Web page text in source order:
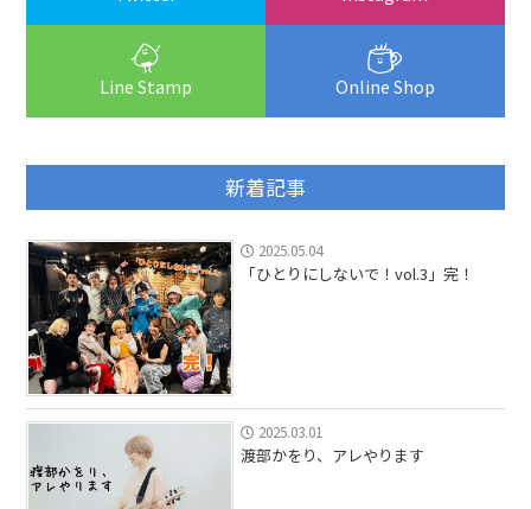
Line Stamp Online Shop
新着記事
2025.05.04
「ひとりにしないで！vol.3」完！
2025.03.01
渡部かをり、アレやります